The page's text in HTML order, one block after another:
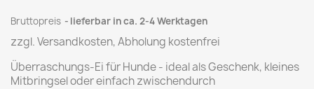
Bruttopreis lieferbar in ca. 2-4 Werktagen
zzgl. Versandkosten, Abholung kostenfrei
Überraschungs-Ei für Hunde - ideal als Geschenk, kleines
Mitbringsel oder einfach zwischendurch